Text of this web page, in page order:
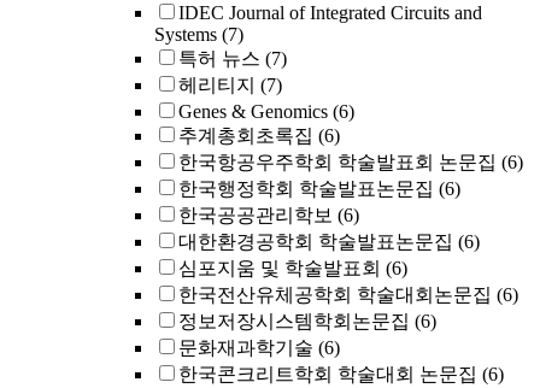
IDEC Journal of Integrated Circuits and
Systems (7)
특허 뉴스 (7)
헤리티지 (7)
Genes & Genomics (6)
추계총회초록집 (6)
한국항공우주학회 학술발표회 논문집 (6)
한국행정학회 학술발표논문집 (6)
한국공공관리학보 (6)
대한환경공학회 학술발표논문집 (6)
심포지움 및 학술발표회 (6)
한국전산유체공학회 학술대회논문집 (6)
정보저장시스템학회논문집 (6)
문화재과학기술 (6)
한국콘크리트학회 학술대회 논문집 (6)